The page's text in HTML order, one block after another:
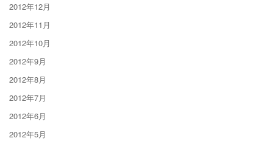
2012年12月
2012年11月
2012年10月
2012年9月
2012年8月
2012年7月
2012年6月
2012年5月